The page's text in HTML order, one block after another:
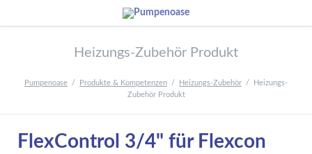
Heizungs-Zubehör Produkt
Pumpenoase Produkte & Kompetenzen Heizungs-Zubehör
Heizungs-
Zubehör Produkt
FlexControl 3/4" für Flexcon